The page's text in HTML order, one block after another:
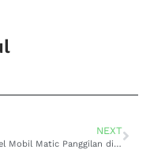
NEXT
Bengkel Mobil Matic Panggilan di Bintaro: Domo Transmisi, Solusi Terbaik untuk Perawatan Mobil Matic Anda